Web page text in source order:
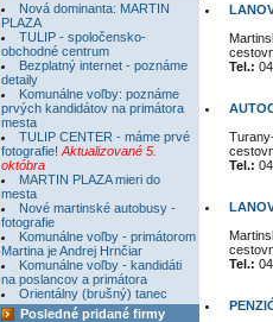
Nová dominanta: MARTIN
PLAZA
TULIP - spoločensko-
obchodné centrum
Bezplatný internet - poznáme
detaily
Komunálne voľby: poznáme
prvých kandidátov na primátora
mesta
TULIP CENTER - máme prvé
fotografie! Aktualizované 5.
októbra
MARTIN PLAZA mieri do
mesta
Nové martinské autobusy -
fotografie
Komunálne voľby - primátorom
Martina je Andrej Hrnčiar
Komunálne voľby - kandidáti
na poslancov a primátora
Orientálny (brušný) tanec
Posledné pridané firmy
Tel.:
Tel.:
Tel.: